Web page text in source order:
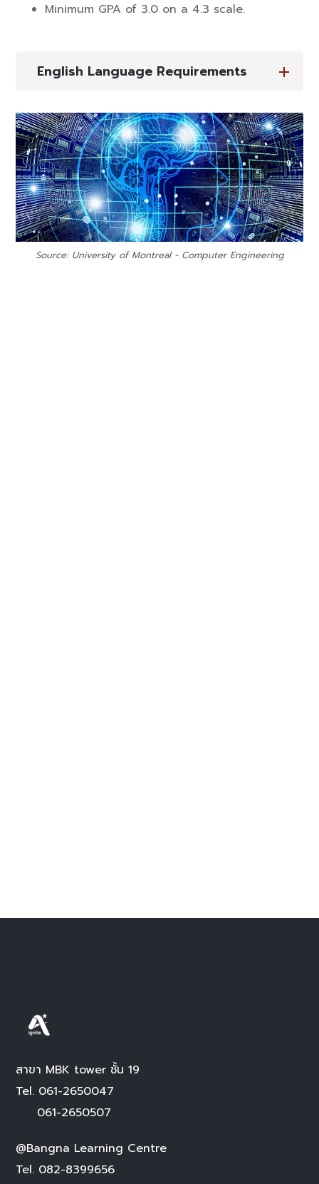
Minimum GPA of 3.0 on a 4.3 scale.
English Language Requirements
Source: University of Montreal - Computer Engineering
สาขา MBK tower ชั้น 19
Tel. 061-2650047
061-2650507
@Bangna Learning Centre
Tel. 082-8399656